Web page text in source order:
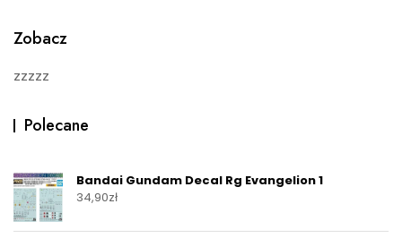
Zobacz
zzzzz
Polecane
Bandai Gundam Decal Rg Evangelion 1
34,90zł